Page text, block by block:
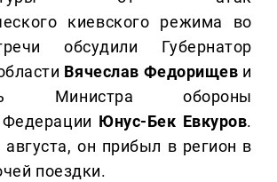
киевского режима во
обсудили Губернатор
Вячеслав Федорищев и
Министра обороны
Юнус-Бек Евкуров.
августа, он прибыл в регион в
поездки.